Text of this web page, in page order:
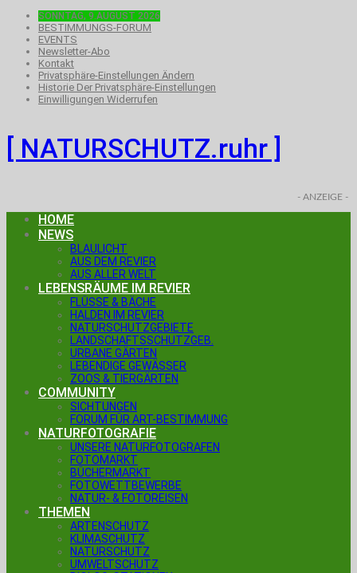
SONNTAG, 9.AUGUST 2026
BESTIMMUNGS-FORUM
EVENTS
Newsletter-Abo
Kontakt
Privatsphäre-Einstellungen Ändern
Historie Der Privatsphäre-Einstellungen
Einwilligungen Widerrufen
[ NATURSCHUTZ.ruhr ]
- ANZEIGE -
HOME
NEWS
BLAULICHT
AUS DEM REVIER
AUS ALLER WELT
LEBENSRÄUME IM REVIER
FLÜSSE & BÄCHE
HALDEN IM REVIER
NATURSCHUTZGEBIETE
LANDSCHAFTSSCHUTZGEB.
URBANE GÄRTEN
LEBENDIGE GEWÄSSER
ZOOS & TIERGÄRTEN
COMMUNITY
SICHTUNGEN
FORUM FÜR ART-BESTIMMUNG
NATURFOTOGRAFIE
UNSERE NATURFOTOGRAFEN
FOTOMARKT
BÜCHERMARKT
FOTOWETTBEWERBE
NATUR- & FOTOREISEN
THEMEN
ARTENSCHUTZ
KLIMASCHUTZ
NATURSCHUTZ
UMWELTSCHUTZ